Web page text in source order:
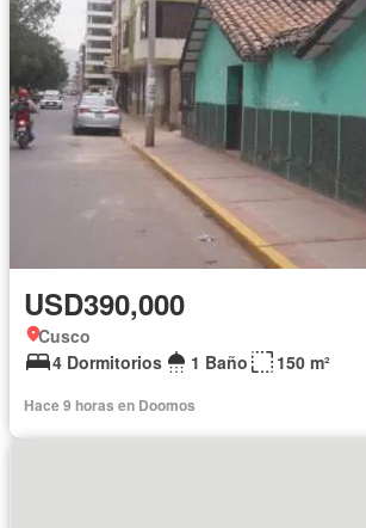
USD390,000
Cusco
4 Dormitorios
1 Baño 150 m²
Hace 9 horas en Doomos